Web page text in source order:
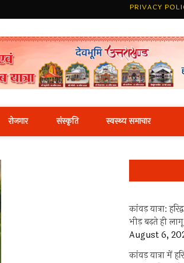
PRIVACY
रोजगार संस्कृति स्वस्थ्य समाचार
कांवड़ यात्रा:
भीड़ बढ़ते ही
August 6,
कांवड़ यात्रा में